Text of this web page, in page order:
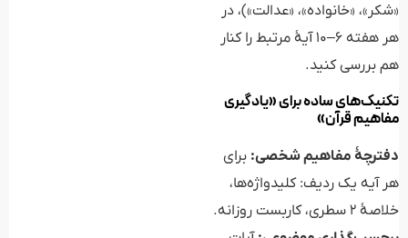
«شکر»، «خانواده»، «عدالت»)، در
هر هفته ۶–۱۰ آیهٔ مرتبط را کنار
هم بررسی کنید.
تکنیک‌های ساده برای «یادگیری
مفاهیم قرآن»
دفترچهٔ مفاهیم شخصی: برای
هر آیه یک ردیف: کلیدواژه‌ها،
خلاصهٔ ۲ سطری، کاربست روزانه.